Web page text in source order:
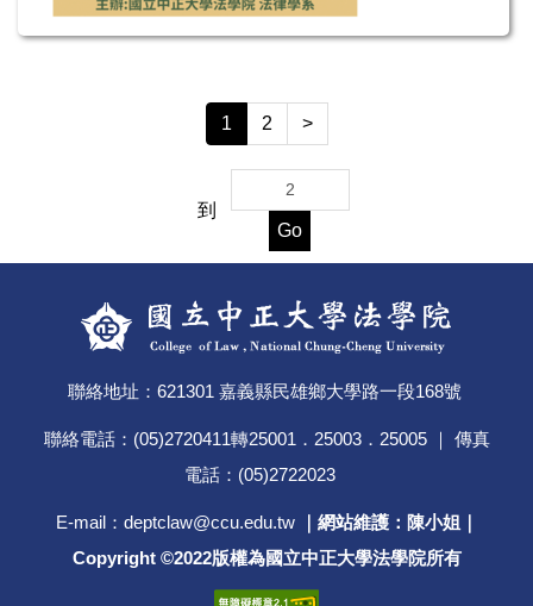
1 2 >
到
Go
聯絡地址：621301 嘉義縣民雄鄉大學路一段168號
聯絡電話：(05)2720411轉25001．25003．25005 ｜ 傳真
電話：(05)2722023
E-mail：deptclaw@ccu.edu.tw｜ 網站維護：陳小姐｜
Copyright ©2022版權為國立中正大學法學院所有